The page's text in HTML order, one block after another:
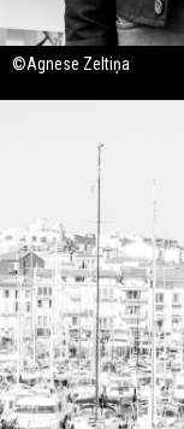
©Agnese Zeltiņa